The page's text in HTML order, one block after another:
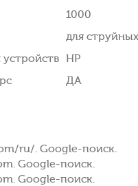
1000
для
HP
ДА
ru/. Google-поиск.
Google-поиск.
Google-поиск.